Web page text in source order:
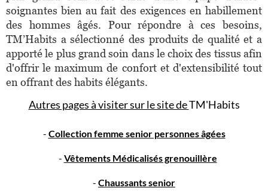
soignantes bien au fait des exigences en habillement
des hommes âgés. Pour répondre à ces besoins,
TM’Habits a sélectionné des produits de qualité et a
apporté le plus grand soin dans le choix des tissus afin
d'offrir le maximum de confort et d'extensibilité tout
en offrant des habits élégants.
Autres pages à visiter sur le site deTM'Habits
- Collection femme senior personnes âgées
- Vêtements Médicalisés grenouillère
- Chaussants senior